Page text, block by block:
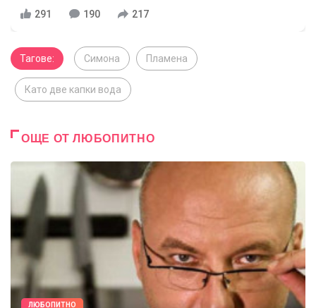
291 190 217
Тагове: Симона Пламена
Като две капки вода
ОЩЕ ОТ ЛЮБОПИТНО
ЛЮБОПИТНО